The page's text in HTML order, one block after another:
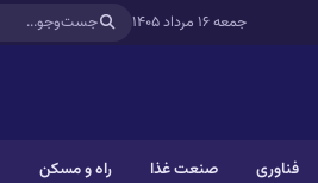
جمعه ۱۶ مرداد ۱۴۰۵
فناوری صنعت غذا راه و مسکن